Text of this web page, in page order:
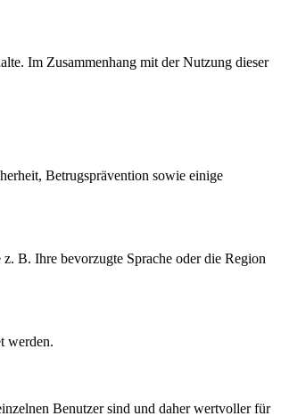
Im Zusammenhang mit der Nutzung dieser
Betrugsprävention sowie einige
B. Ihre bevorzugte Sprache oder die Region
werden.
Benutzer sind und daher wertvoller für